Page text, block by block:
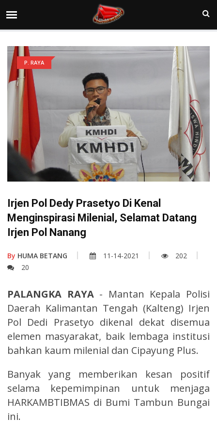
P. RAYA
Irjen Pol Dedy Prasetyo Di Kenal
Menginspirasi Milenial, Selamat Datang
Irjen Pol Nanang
By HUMA BETANG 11-14-2021
202
20
PALANGKA RAYA - Mantan Kepala Polisi
Daerah Kalimantan Tengah (Kalteng) Irjen
Pol Dedi Prasetyo dikenal dekat disemua
elemen masyarakat, baik lembaga institusi
bahkan kaum milenial dan Cipayung Plus.
Banyak yang memberikan kesan positif
selama kepemimpinan untuk menjaga
HARKAMBTIBMAS di Bumi Tambun Bungai
ini.